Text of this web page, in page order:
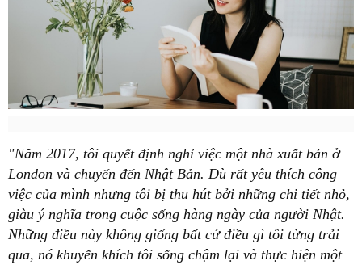
"Năm 2017, tôi quyết định nghỉ việc một nhà xuất bản ở
London và chuyển đến Nhật Bản. Dù rất yêu thích công
việc của mình nhưng tôi bị thu hút bởi những chi tiết nhỏ,
giàu ý nghĩa trong cuộc sống hàng ngày của người Nhật.
Những điều này không giống bất cứ điều gì tôi từng trải
qua, nó khuyến khích tôi sống chậm lại và thực hiện một